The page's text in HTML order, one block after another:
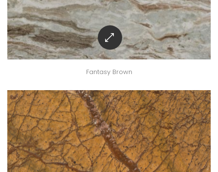
Fantasy Brown